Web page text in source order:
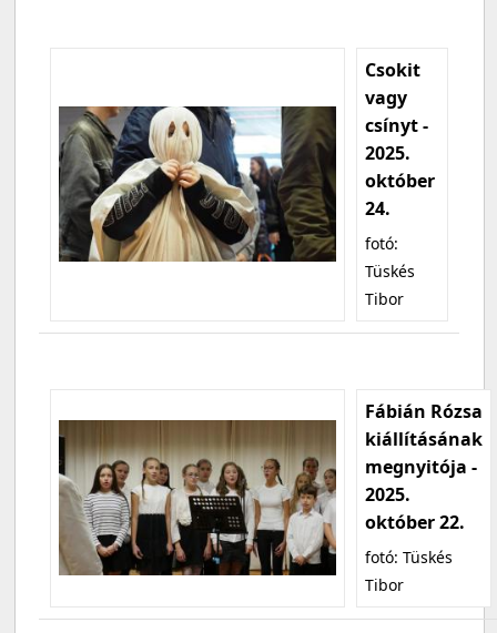
Csokit
vagy
csínyt -
2025.
október
24.
fotó:
Tüskés
Tibor
Fábián Rózsa
kiállításának
megnyitója -
2025.
október 22.
fotó: Tüskés
Tibor